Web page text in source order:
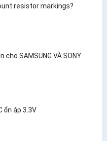
resistor markings?
cho SAMSUNG VÀ SONY
ổn áp 3.3V